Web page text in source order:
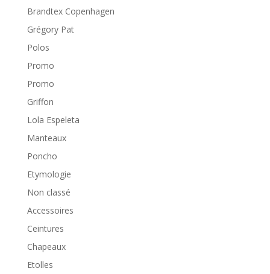
Brandtex Copenhagen
Grégory Pat
Polos
Promo
Promo
Griffon
Lola Espeleta
Manteaux
Poncho
Etymologie
Non classé
Accessoires
Ceintures
Chapeaux
Etolles